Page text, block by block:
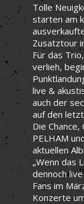
Tolle
starten am
Zusatztour
Für das
verlieh,
live &
auch der
auf den
Die Chance,
PELHAM
aktuellen
„Wenn das
dennoch
Fans im
Konzerte